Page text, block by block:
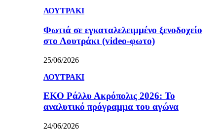
ΛΟΥΤΡΑΚΙ
Φωτιά σε εγκαταλελειμμένο ξενοδοχείο
στο Λουτράκι (video-φωτο)
25/06/2026
ΛΟΥΤΡΑΚΙ
ΕΚΟ Ράλλυ Ακρόπολις 2026: Το
αναλυτικό πρόγραμμα του αγώνα
24/06/2026